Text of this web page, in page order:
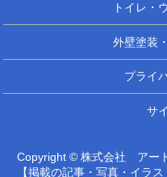
トイレ・
外壁塗装
プライ
サ
Copyright © 株式会社 アー
【掲載の記事・写真・イラ